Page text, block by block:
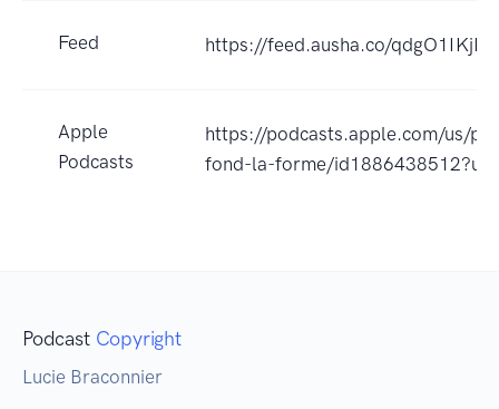
Feed https://feed.ausha.co/
Apple
Podcasts
https://podcasts.apple.com/us/
fond-la-forme/
Podcast Copyright
Lucie Braconnier